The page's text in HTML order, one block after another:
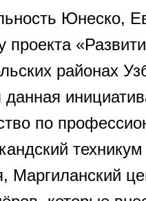
Юнеско,
районах
данная
по
Маргиланский